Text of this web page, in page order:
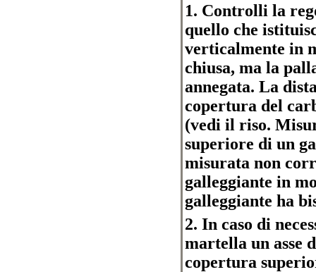
1. Controlli la
quello che
verticalmente in
chiusa, ma la
annegata. La
copertura del
(vedi il riso.
superiore di un
misurata non
galleggiante in
galleggiante ha
2. In caso di
martella un asse
copertura